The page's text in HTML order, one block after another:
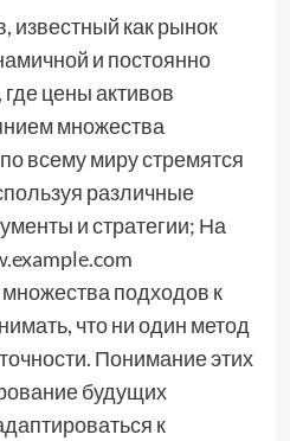
известный как рынок
и постоянно
цены активов
множества
всему миру стремятся
различные
и стратегии; На
подходов к
что ни один метод
Понимание этих
будущих
к